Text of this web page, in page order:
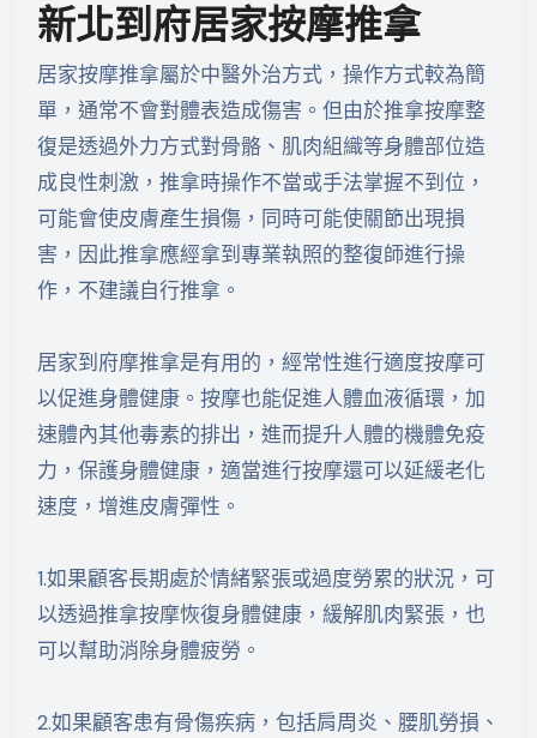
新北到府居家按摩推拿
居家按摩推拿屬於中醫外治方式，操作方式較為簡
單，通常不會對體表造成傷害。但由於推拿按摩整
復是透過外力方式對骨骼、肌肉組織等身體部位造
成良性刺激，推拿時操作不當或手法掌握不到位，
可能會使皮膚產生損傷，同時可能使關節出現損
害，因此推拿應經拿到專業執照的整復師進行操
作，不建議自行推拿。
居家到府摩推拿是有用的，經常性進行適度按摩可
以促進身體健康。按摩也能促進人體血液循環，加
速體內其他毒素的排出，進而提升人體的機體免疫
力，保護身體健康，適當進行按摩還可以延緩老化
速度，增進皮膚彈性。
1.如果顧客長期處於情緒緊張或過度勞累的狀況，可
以透過推拿按摩恢復身體健康，緩解肌肉緊張，也
可以幫助消除身體疲勞。
2.如果顧客患有骨傷疾病，包括肩周炎、腰肌勞損、